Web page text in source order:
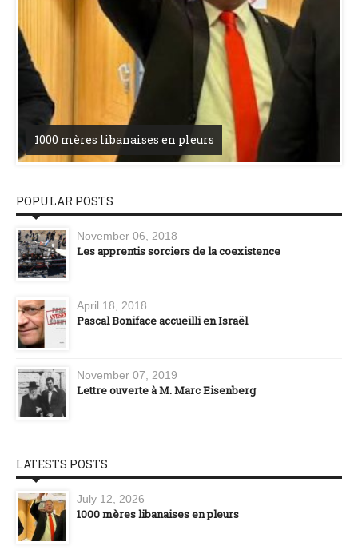
1000 mères libanaises en pleurs
POPULAR POSTS
November 06, 2018
Les apprentis sorciers de la coexistence
April 18, 2018
Pascal Boniface accueilli en Israël
November 07, 2019
Lettre ouverte à M. Marc Eisenberg
LATESTS POSTS
July 12, 2026
1000 mères libanaises en pleurs